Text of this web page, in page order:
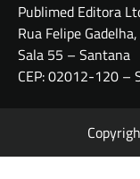
Publimed Editora
Rua Felipe
Sala 55 – Santana
CEP: 02012-120 –